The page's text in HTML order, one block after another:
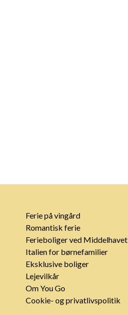
Ferie på vingård
Romantisk ferie
Ferieboliger ved Middelhavet
Italien for børnefamilier
Eksklusive boliger
Lejevilkår
Om You Go
Cookie- og privatlivspolitik